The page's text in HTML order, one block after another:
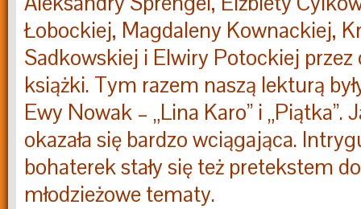
Łobockiej, Magdaleny Kownackiej,
Sadkowskiej i Elwiry Potockiej przez
książki. Tym razem naszą lekturą
Ewy Nowak – „Lina Karo” i „Piątka”.
okazała się bardzo wciągająca.
bohaterek stały się też pretekstem
młodzieżowe tematy.